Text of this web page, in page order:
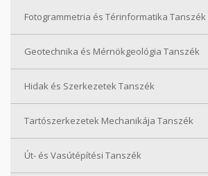
Fotogrammetria és Térinformatika Tanszék
Geotechnika és Mérnökgeológia Tanszék
Hidak és Szerkezetek Tanszék
Tartószerkezetek Mechanikája Tanszék
Út- és Vasútépítési Tanszék